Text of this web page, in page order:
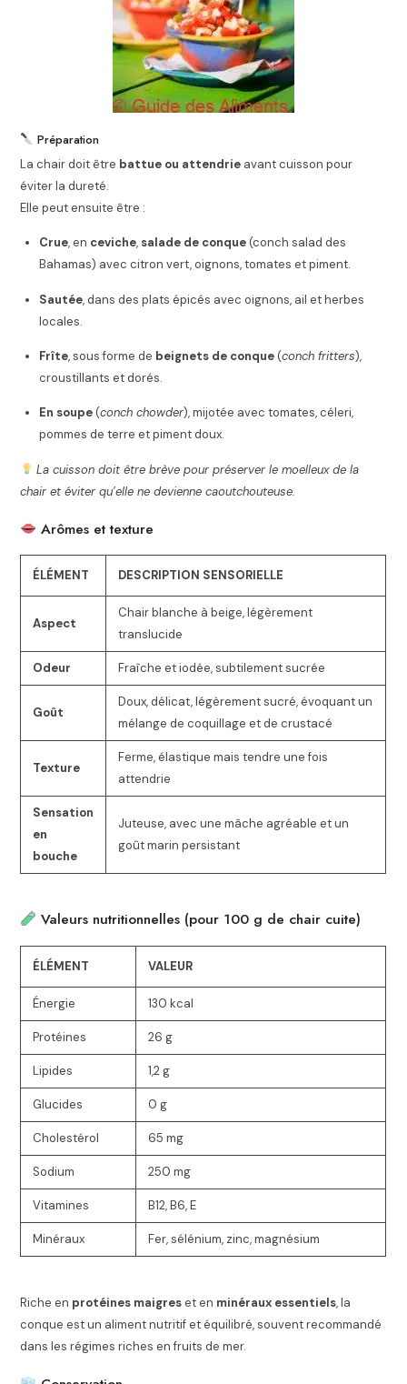
Préparation
La chair doit être battue ou attendrie avant cuisson pour
éviter la dureté.
Elle peut ensuite être :
Crue, en ceviche, salade de conque(conch salad des
Bahamas) avec citron vert, oignons, tomates et piment.
Sautée, dans des plats épicés avec oignons, ail et herbes
locales.
Frîte, sous forme de beignets de conque(conch fritters),
croustillants et dorés.
En soupe(conch chowder), mijotée avec tomates, céleri,
pommes de terre et piment doux.
La cuisson doit être brève pour préserver le moelleux de la
chair et éviter qu’elle ne devienne caoutchouteuse.
Arômes et texture
ÉLÉMENT DESCRIPTION SENSORIELLE
Aspect
Chair blanche à beige, légèrement
translucide
Odeur Fraîche et iodée, subtilement sucrée
Goût
Doux, délicat, légèrement sucré, évoquant un
mélange de coquillage et de crustacé
Texture
Ferme, élastique mais tendre une fois
attendrie
Sensation
en
bouche
Juteuse, avec une mâche agréable et un
goût marin persistant
Valeurs nutritionnelles (pour 100 g de chair cuite)
ÉLÉMENT VALEUR
Énergie 130 kcal
Protéines 26 g
Lipides 1,2 g
Glucides 0 g
Cholestérol 65 mg
Sodium 250 mg
Vitamines B12, B6, E
Minéraux Fer, sélénium, zinc, magnésium
Riche en protéines maigreset en minéraux essentiels, la
conque est un aliment nutritif et équilibré, souvent recommandé
dans les régimes riches en fruits de mer.